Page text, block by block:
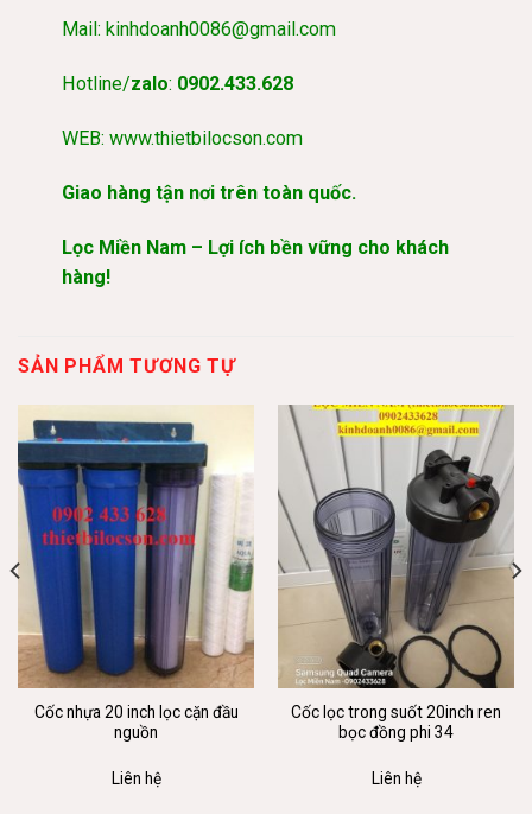
Mail:kinhdoanh0086@gmail.com
Hotline/zalo: 0902.433.628
WEB:www.thietbilocson.com
Giao hàng tận nơi trên toàn quốc.
Lọc Miền Nam – Lợi ích bền vững cho khách
hàng!
SẢN PHẨM TƯƠNG TỰ
Cốc nhựa 20 inch lọc cặn đầu
nguồn
Liên hệ
Cốc lọc trong suốt 20inch ren
bọc đồng phi 34
Liên hệ